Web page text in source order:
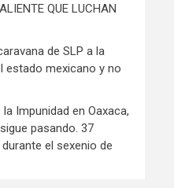
QUE LUCHAN
de SLP a la
estado mexicano y no
Impunidad en Oaxaca,
pasando. 37
el sexenio de